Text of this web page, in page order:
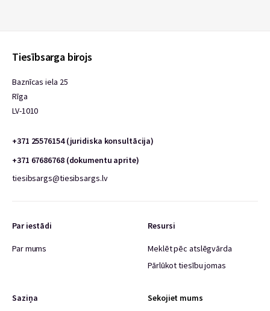
Tiesībsarga birojs
Baznīcas iela 25
Rīga
LV-1010
+371 25576154 (juridiska konsultācija)
+371 67686768 (dokumentu aprite)
tiesibsargs@tiesibsargs.lv
Par iestādi
Par mums
Resursi
Meklēt pēc atslēgvārda
Pārlūkot tiesību jomas
Saziņa Sekojiet mums